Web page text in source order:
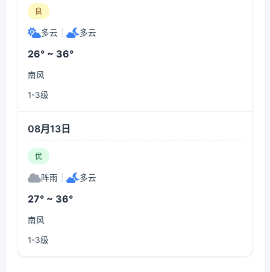
良
多云 多云
26° ~ 36°
南风
1-3级
08月13日
优
阵雨 多云
27° ~ 36°
南风
1-3级